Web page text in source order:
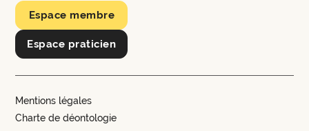
Espace membre
Espace praticien
Charte de déontologie
Mentions légales